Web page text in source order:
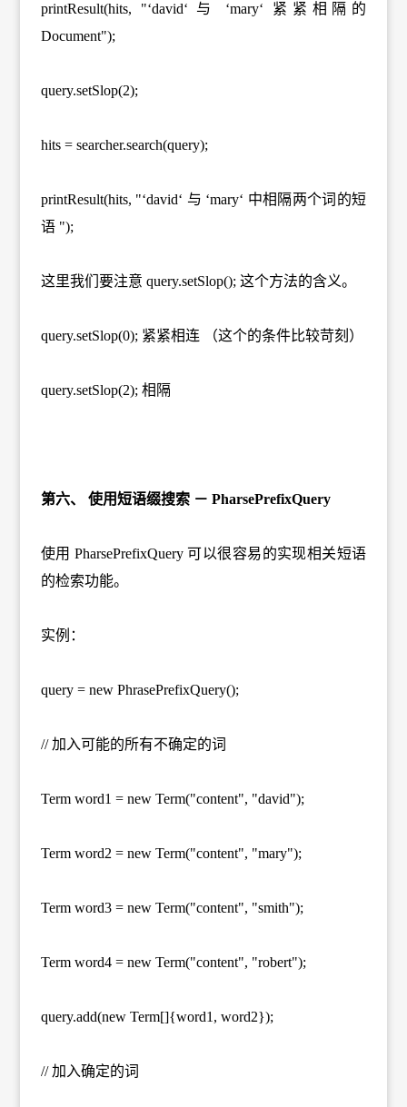
printResult(hits, "‘david‘ 与 ‘mary‘ 紧紧相隔的
Document");
query.setSlop(2);
hits = searcher.search(query);
printResult(hits, "‘david‘ 与 ‘mary‘ 中相隔两个词的短
语 ");
这里我们要注意 query.setSlop(); 这个方法的含义。
query.setSlop(0); 紧紧相连 （这个的条件比较苛刻）
query.setSlop(2); 相隔
第六、 使用短语缀搜索 － PharsePrefixQuery
使用 PharsePrefixQuery 可以很容易的实现相关短语
的检索功能。
实例：
query = new PhrasePrefixQuery();
// 加入可能的所有不确定的词
Term word1 = new Term("content", "david");
Term word2 = new Term("content", "mary");
Term word3 = new Term("content", "smith");
Term word4 = new Term("content", "robert");
query.add(new Term[]{word1, word2});
// 加入确定的词